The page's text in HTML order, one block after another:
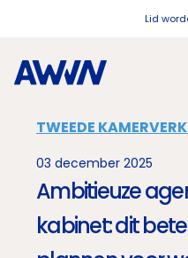
Lid
TWEEDE
03 december 2025
Ambitieuze
kabinet: dit